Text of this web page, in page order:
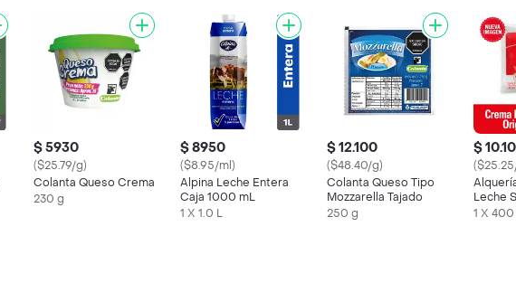
$ 5930
($25.79/g)
Colanta Queso Crema
230 g
$ 8950
($8.95/ml)
Alpina Leche Entera
Caja 1000 mL
1 X 1.0 L
$ 12.100
($48.40/g)
Colanta Queso Tipo
Mozzarella Tajado
250 g
$
Leche
1 X